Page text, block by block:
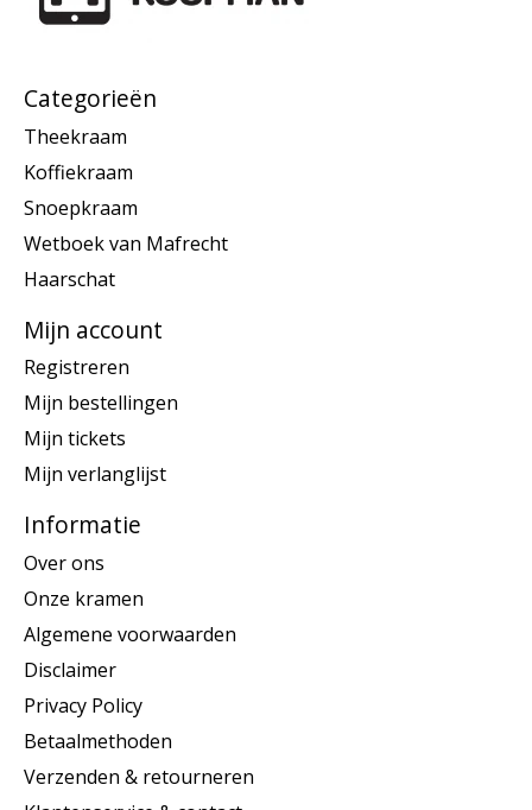
Categorieën
Theekraam
Koffiekraam
Snoepkraam
Wetboek van Mafrecht
Haarschat
Mijn account
Registreren
Mijn bestellingen
Mijn tickets
Mijn verlanglijst
Informatie
Over ons
Onze kramen
Algemene voorwaarden
Disclaimer
Privacy Policy
Betaalmethoden
Verzenden & retourneren